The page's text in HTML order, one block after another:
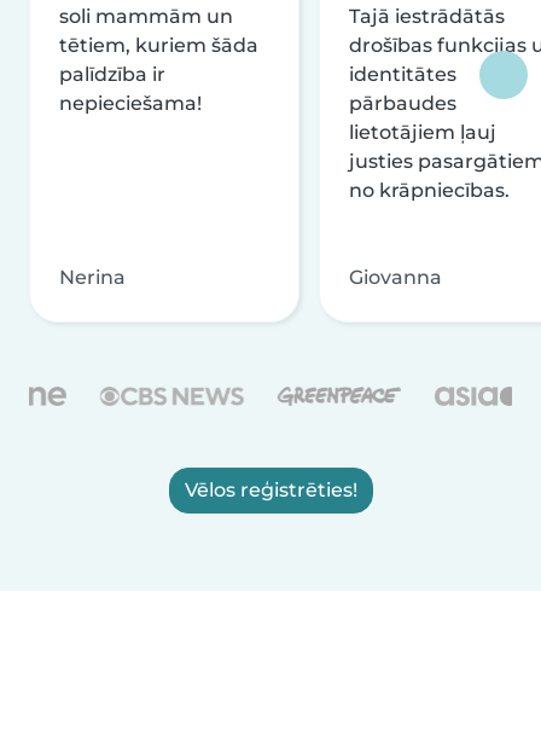
soli mammām un
tētiem, kuriem šāda
palīdzība ir
nepieciešama!
Nerina
Tajā iestrādātās
drošības funkcijas
identitātes
pārbaudes
lietotājiem ļauj
justies
no krāpniecības.
Giovanna
Vēlos reģistrēties!